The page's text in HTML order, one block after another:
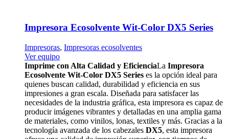
Impresora Ecosolvente Wit-Color DX5 Series
Impresoras, Impresoras ecosolventes
Ver equipo
Imprime con Alta Calidad y EficienciaLa Impresora
Ecosolvente Wit-Color DX5 Series es la opción ideal para
quienes buscan calidad, durabilidad y eficiencia en sus
impresiones a gran escala. Diseñada para satisfacer las
necesidades de la industria gráfica, esta impresora es capaz de
producir imágenes vibrantes y detalladas en una amplia gama
de materiales, como vinilos, lonas, textiles y más. Gracias a la
tecnología avanzada de los cabezales DX5, esta impresora